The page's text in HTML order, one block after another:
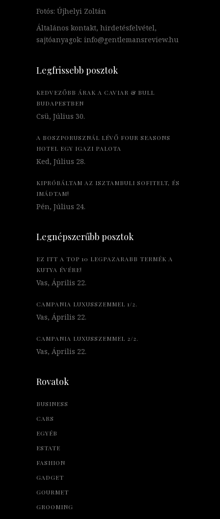
Fotós: Újhelyi Zoltán
Általános kontakt, hirdetésfelvétel,
sajtóanyagok: info@gentlemansreview.hu
Legfrissebb posztok
KEDVEZŐBB ÁRAK A CAVIAR & BULL
BUDAPESTBEN
Csü, Július 30.
A BOSZPORUSZNÁL LÉVŐ FOUR SEASONS
HOTEL EGY IGAZI PALOTA
Ked, Július 28.
KIPRÓBÁLTAM AZ ISZTAMBULI SOFITELT, ÉS
IMÁDTAM!
Pén, Július 24.
Legnépszerűbb posztok
EZ ITT A TOP 10 LEGPAZARABB TERMÉK A
KUTYA ÉVÉRE!
Vas, Április 22.
CAMPANIA LUXUSSZEMMEL 1/2.
Vas, Április 22.
CAMPANIA LUXUSSZEMMEL 2/2.
Vas, Április 22.
Rovatok
BUSINESS
CARS
EGYÉB
ESTATE
FASHION
GADGET
GOURMET
GROOMING